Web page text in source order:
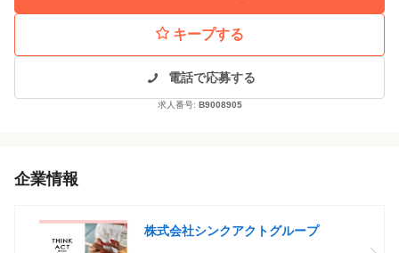
キープする
電話で応募する
求人番号: B9008905
企業情報
株式会社シンクアクトグループ